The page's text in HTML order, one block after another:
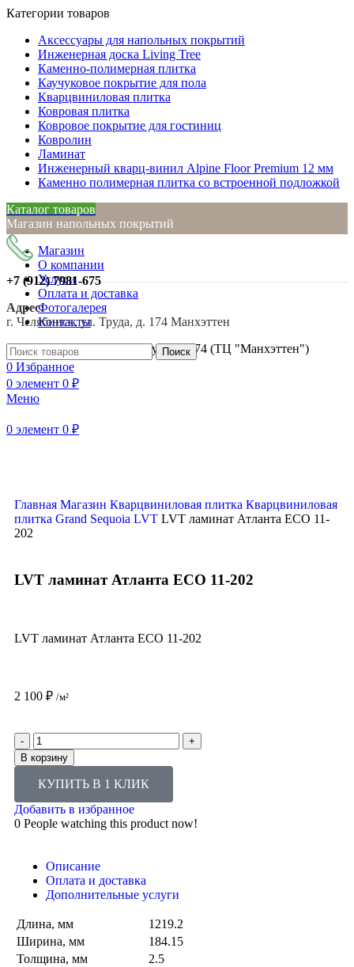
Категории товаров
Аксессуары для напольных покрытий
Инженерная доска Living Tree
Каменно-полимерная плитка
Каучуковое покрытие для пола
Кварцвиниловая плитка
Ковровая плитка
Ковровое покрытие для гостиниц
Ковролин
Ламинат
Инженерный кварц-винил Alpine Floor Premium 12 мм
Каменно полимерная плитка со встроенной подложкой
Каталог товаров
Магазин напольных покрытий
Магазин
О компании
Услуги
Оплата и доставка
Фотогалерея
Контакты
г. Челябинск, ул. Труда, д. 174 (ТЦ "Манхэттен")
+7 (912)7981-675
Адрес:
г. Челябинск, ул. Труда, д. 174 Манхэттен
Поиск
0 Избранное
0 элемент 0 ₽
Меню
0 элемент 0 ₽
Главная Магазин Кварцвиниловая плитка Кварцвиниловая
плитка Grand Sequoia LVT LVT ламинат Атланта ECO 11-
202
LVT ламинат Атланта ECO 11-202
LVT ламинат Атланта ECO 11-202
2 100 ₽ /м²
В корзину
КУПИТЬ В 1 КЛИК
Добавить в избранное
0 People watching this product now!
Описание
Оплата и доставка
Дополнительные услуги
Длина, мм
1219.2
Ширина, мм
184.15
Толщина, мм
2.5